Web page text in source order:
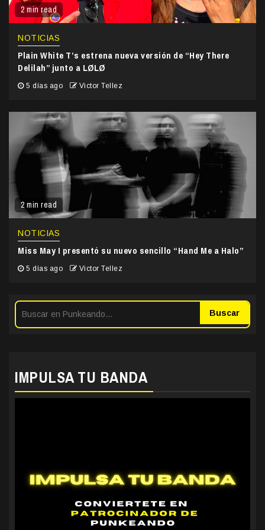
2 min read
NOTICIAS
Plain White T’s estrena nueva versión de “Hey There
Delilah” junto a LØLØ
5 días ago Victor Tellez
2 min read
NOTICIAS
Miss May I presentó su nuevo sencillo “Hand Me a Halo”
5 días ago Victor Tellez
Buscar
IMPULSA TU BANDA